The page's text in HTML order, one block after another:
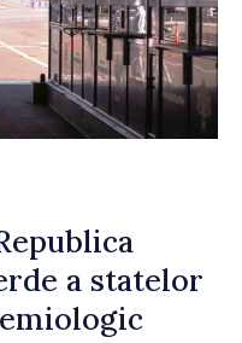
a statelor